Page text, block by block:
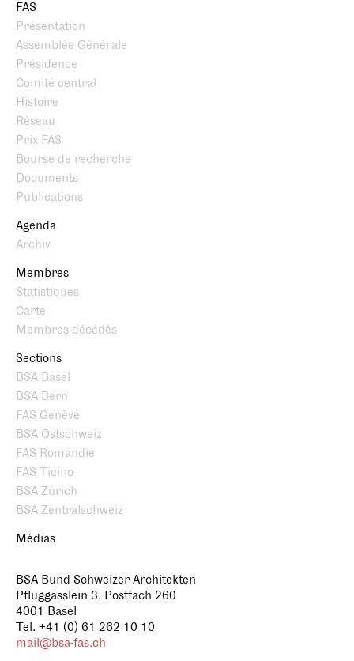
FAS
Présentation
Assemblée Générale
Présidence
Comité central
Histoire
Réseau
Prix FAS
Bourse de recherche
Documents
Publications
Agenda
Archiv
Membres
Statistiques
Carte
Membres décédés
Sections
BSA Basel
BSA Bern
FAS Genève
BSA Ostschweiz
FAS Romandie
FAS Ticino
BSA Zürich
BSA Zentralschweiz
Médias
BSA Bund Schweizer Architekten
Pfluggässlein 3, Postfach 260
4001 Basel
Tel. +41 (0) 61 262 10 10
mail@bsa-fas.ch